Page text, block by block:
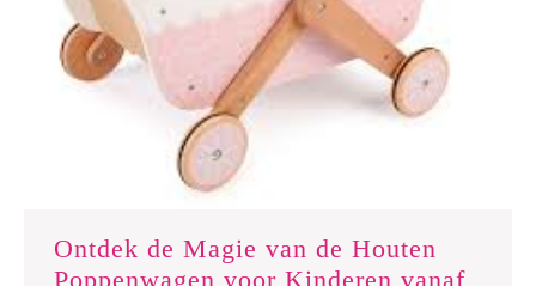
Ontdek de Magie van de Houten
Poppenwagen voor Kinderen vanaf